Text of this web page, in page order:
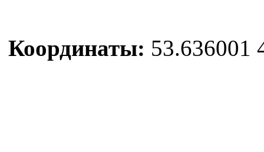
Координаты: 53.636001